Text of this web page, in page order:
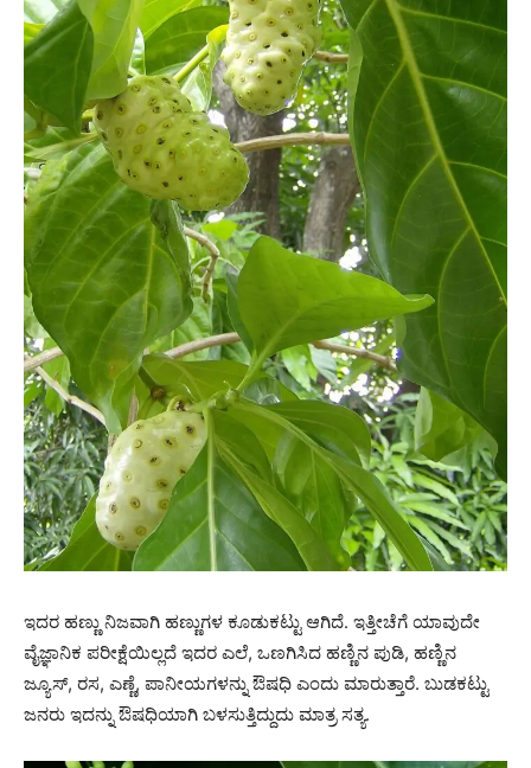
ಇದರ ಹಣ್ಣು ನಿಜವಾಗಿ ಹಣ್ಣುಗಳ ಕೂಡುಕಟ್ಟು ಆಗಿದೆ. ಇತ್ತೀಚೆಗೆ ಯಾವುದೇ
ವೈಜ್ಞಾನಿಕ ಪರೀಕ್ಷೆಯಿಲ್ಲದೆ ಇದರ ಎಲೆ, ಒಣಗಿಸಿದ ಹಣ್ಣಿನ ಪುಡಿ, ಹಣ್ಣಿನ
ಜ್ಯೂಸ್, ರಸ, ಎಣ್ಣೆ, ಪಾನೀಯಗಳನ್ನು ಔಷಧಿ ಎಂದು ಮಾರುತ್ತಾರೆ. ಬುಡಕಟ್ಟು
ಜನರು ಇದನ್ನು ಔಷಧಿಯಾಗಿ ಬಳಸುತ್ತಿದ್ದುದು ಮಾತ್ರ ಸತ್ಯ.